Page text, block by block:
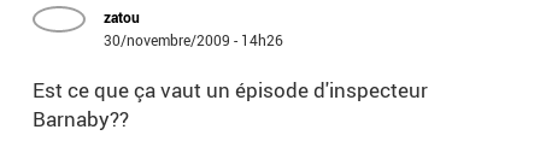
zatou
30/novembre/2009 - 14h26
Est ce que ça vaut un épisode d'inspecteur
Barnaby??